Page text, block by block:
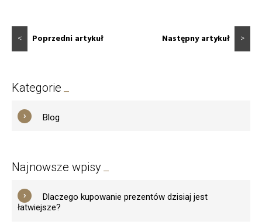
< Poprzedni artykuł Następny artykuł >
Kategorie
Blog
Najnowsze wpisy
Dlaczego kupowanie prezentów dzisiaj jest
łatwiejsze?